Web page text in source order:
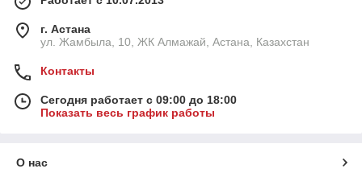
г. Астана
ул. Жамбыла, 10, ЖК Алмажай, Астана, Казахстан
Контакты
Сегодня работает с 09:00 до 18:00
Показать весь график работы
О нас